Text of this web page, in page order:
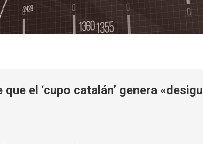
el ‘cupo catalán’ genera